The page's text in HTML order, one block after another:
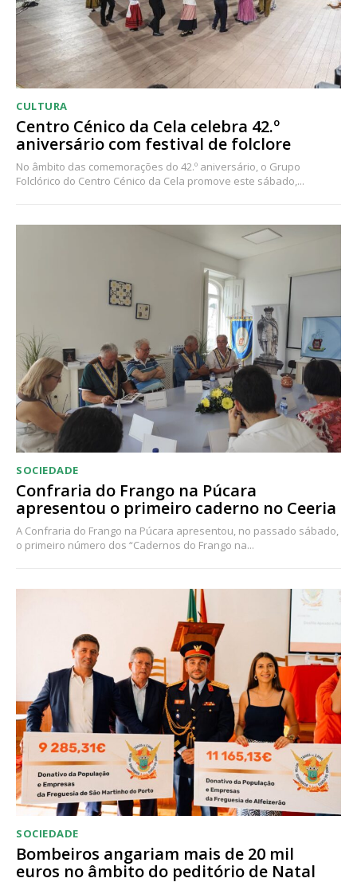
CULTURA
Centro Cénico da Cela celebra 42.º
aniversário com festival de folclore
No âmbito das comemorações do 42.º aniversário, o Grupo
Folclórico do Centro Cénico da Cela promove este sábado,...
SOCIEDADE
Confraria do Frango na Púcara
apresentou o primeiro caderno no Ceeria
A Confraria do Frango na Púcara apresentou, no passado sábado,
o primeiro número dos “Cadernos do Frango na...
SOCIEDADE
Bombeiros angariam mais de 20 mil
euros no âmbito do peditório de Natal